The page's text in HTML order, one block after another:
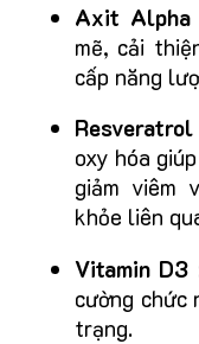
Axit Alpha
mẽ, cải
cấp năng
oxy hóa
giảm viêm
khỏe liên
Vitamin D3
cường chức
trạng.